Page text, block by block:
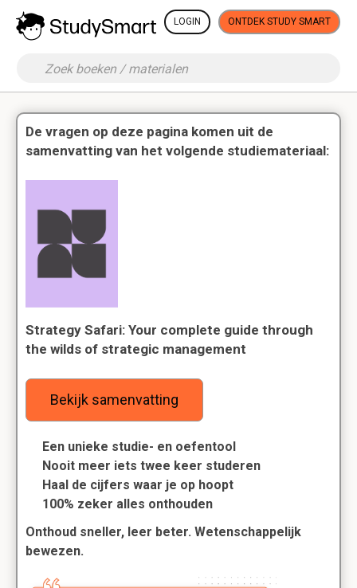
LOGIN ONTDEK STUDY SMART
De vragen op deze pagina komen uit de
samenvatting van het volgende studiemateriaal:
Strategy Safari: Your complete guide through
the wilds of strategic management
Bekijk samenvatting
Een unieke studie- en oefentool
Nooit meer iets twee keer studeren
Haal de cijfers waar je op hoopt
100% zeker alles onthouden
Onthoud sneller, leer beter. Wetenschappelijk
bewezen.